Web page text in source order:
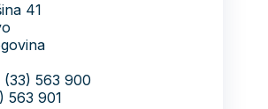
41
563 900
563 901